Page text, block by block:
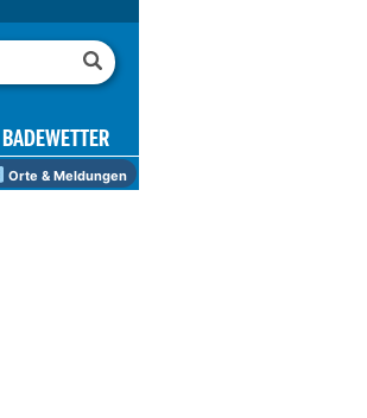
BADEWETTER
Orte & Meldungen